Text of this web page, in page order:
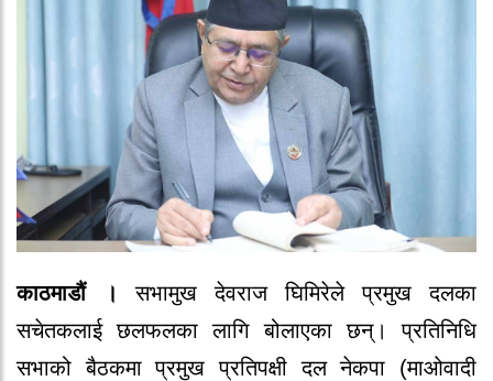
काठमाडौं ।
सभामुख देवराज घिमिरेले प्रमुख दलका
सचेतकलाई छलफलका लागि बोलाएका छन्। प्रतिनिधि
सभाको बैठकमा प्रमुख प्रतिपक्षी दल नेकपा (माओवादी